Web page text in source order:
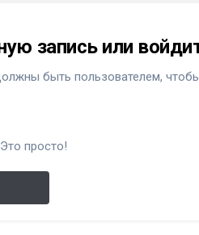
запись или
быть пользователем,
просто!